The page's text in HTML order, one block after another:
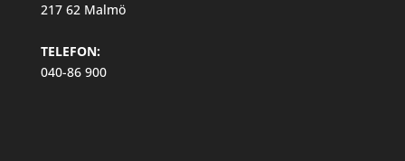
217 62 Malmö
TELEFON:
040-86 900